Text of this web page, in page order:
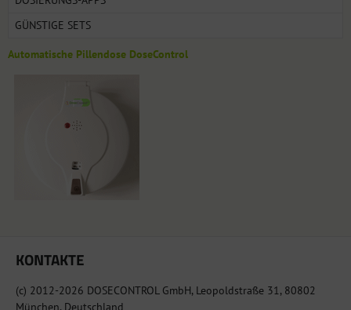
GÜNSTIGE SETS
Automatische Pillendose DoseControl
KONTAKTE
(c) 2012-2026 DOSECONTROL GmbH, Leopoldstraße 31, 80802
München, Deutschland